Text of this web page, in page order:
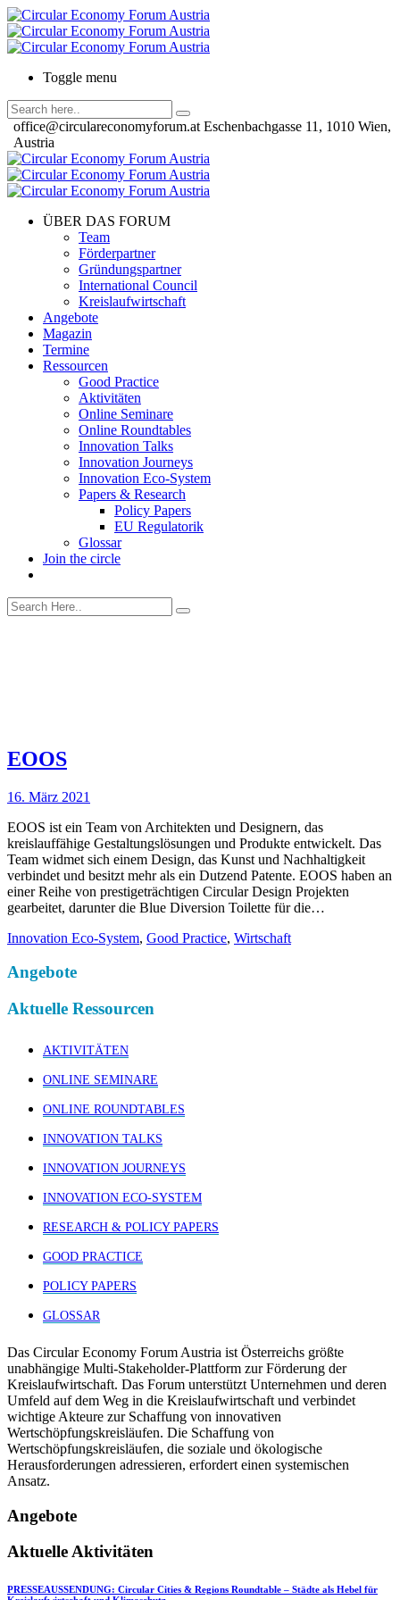
Toggle menu
office@circulareconomyforum.at Eschenbachgasse 11, 1010 Wien,
Austria
ÜBER DAS FORUM
Team
Förderpartner
Gründungspartner
International Council
Kreislaufwirtschaft
Angebote
Magazin
Termine
Ressourcen
Good Practice
Aktivitäten
Online Seminare
Online Roundtables
Innovation Talks
Innovation Journeys
Innovation Eco-System
Papers & Research
Policy Papers
EU Regulatorik
Glossar
Join the circle
EOOS
16. März 2021
EOOS ist ein Team von Architekten und Designern, das
kreislauffähige Gestaltungslösungen und Produkte entwickelt. Das
Team widmet sich einem Design, das Kunst und Nachhaltigkeit
verbindet und besitzt mehr als ein Dutzend Patente. EOOS haben an
einer Reihe von prestigeträchtigen Circular Design Projekten
gearbeitet, darunter die Blue Diversion Toilette für die…
Innovation Eco-System, Good Practice, Wirtschaft
Angebote
Aktuelle Ressourcen
AKTIVITÄTEN
ONLINE SEMINARE
ONLINE ROUNDTABLES
INNOVATION TALKS
INNOVATION JOURNEYS
INNOVATION ECO-SYSTEM
RESEARCH & POLICY PAPERS
GOOD PRACTICE
POLICY PAPERS
GLOSSAR
Das Circular Economy Forum Austria ist Österreichs größte
unabhängige Multi-Stakeholder-Plattform zur Förderung der
Kreislaufwirtschaft. Das Forum unterstützt Unternehmen und deren
Umfeld auf dem Weg in die Kreislaufwirtschaft und verbindet
wichtige Akteure zur Schaffung von innovativen
Wertschöpfungskreisläufen. Die Schaffung von
Wertschöpfungskreisläufen, die soziale und ökologische
Herausforderungen adressieren, erfordert einen systemischen
Ansatz.
Angebote
Aktuelle Aktivitäten
PRESSEAUSSENDUNG: Circular Cities & Regions Roundtable – Städte als Hebel für